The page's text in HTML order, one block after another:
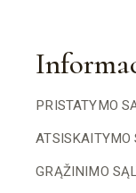
PRISTATYMO
ATSISKAITYMO
GRĄŽINIMO